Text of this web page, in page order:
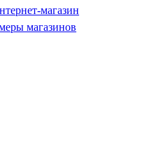
магазин
магазинов